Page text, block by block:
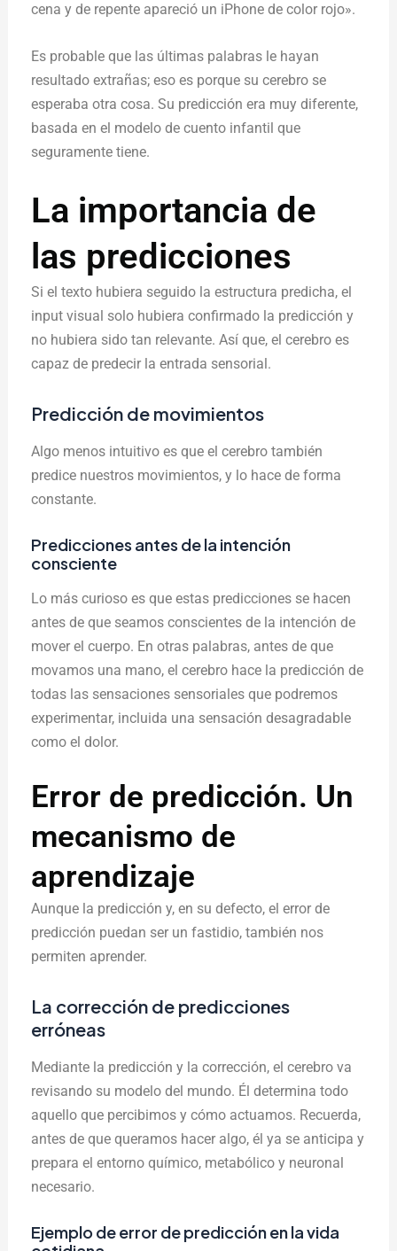
cena y de repente apareció un iPhone de color rojo».
Es probable que las últimas palabras le hayan
resultado extrañas; eso es porque su cerebro se
esperaba otra cosa. Su predicción era muy diferente,
basada en el modelo de cuento infantil que
seguramente tiene.
La importancia de
las predicciones
Si el texto hubiera seguido la estructura predicha, el
input visual solo hubiera confirmado la predicción y
no hubiera sido tan relevante. Así que, el cerebro es
capaz de predecir la entrada sensorial.
Predicción de movimientos
Algo menos intuitivo es que el cerebro también
predice nuestros movimientos, y lo hace de forma
constante.
Predicciones antes de la intención
consciente
Lo más curioso es que estas predicciones se hacen
antes de que seamos conscientes de la intención de
mover el cuerpo. En otras palabras, antes de que
movamos una mano, el cerebro hace la predicción de
todas las sensaciones sensoriales que podremos
experimentar, incluida una sensación desagradable
como el dolor.
Error de predicción. Un
mecanismo de
aprendizaje
Aunque la predicción y, en su defecto, el error de
predicción puedan ser un fastidio, también nos
permiten aprender.
La corrección de predicciones
erróneas
Mediante la predicción y la corrección, el cerebro va
revisando su modelo del mundo. Él determina todo
aquello que percibimos y cómo actuamos. Recuerda,
antes de que queramos hacer algo, él ya se anticipa y
prepara el entorno químico, metabólico y neuronal
necesario.
Ejemplo de error de predicción en la vida